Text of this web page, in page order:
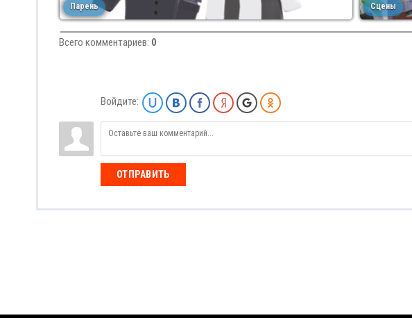
Парень Сцены
Всего комментариев: 0
Войдите:
ОТПРАВИТЬ